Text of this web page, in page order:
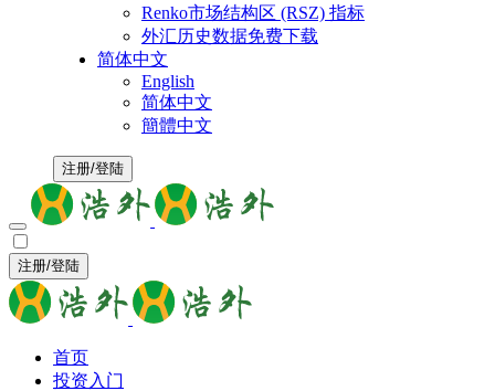
Renko市场结构区 (RSZ) 指标
外汇历史数据免费下载
简体中文
English
简体中文
簡體中文
注册/登陆
注册/登陆
首页
投资入门